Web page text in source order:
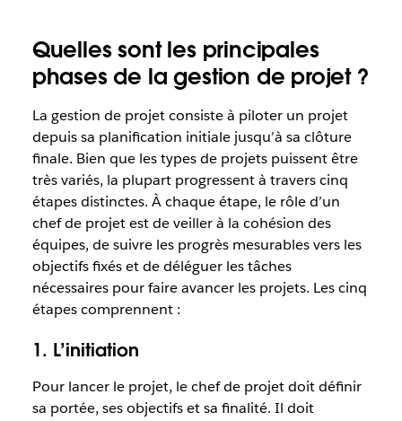
Quelles sont les principales
phases de la gestion de projet ?
La gestion de projet consiste à piloter un projet
depuis sa planification initiale jusqu’à sa clôture
finale. Bien que les types de projets puissent être
très variés, la plupart progressent à travers cinq
étapes distinctes. À chaque étape, le rôle d’un
chef de projet est de veiller à la cohésion des
équipes, de suivre les progrès mesurables vers les
objectifs fixés et de déléguer les tâches
nécessaires pour faire avancer les projets. Les cinq
étapes comprennent :
1. L’initiation
Pour lancer le projet, le chef de projet doit définir
sa portée, ses objectifs et sa finalité. Il doit